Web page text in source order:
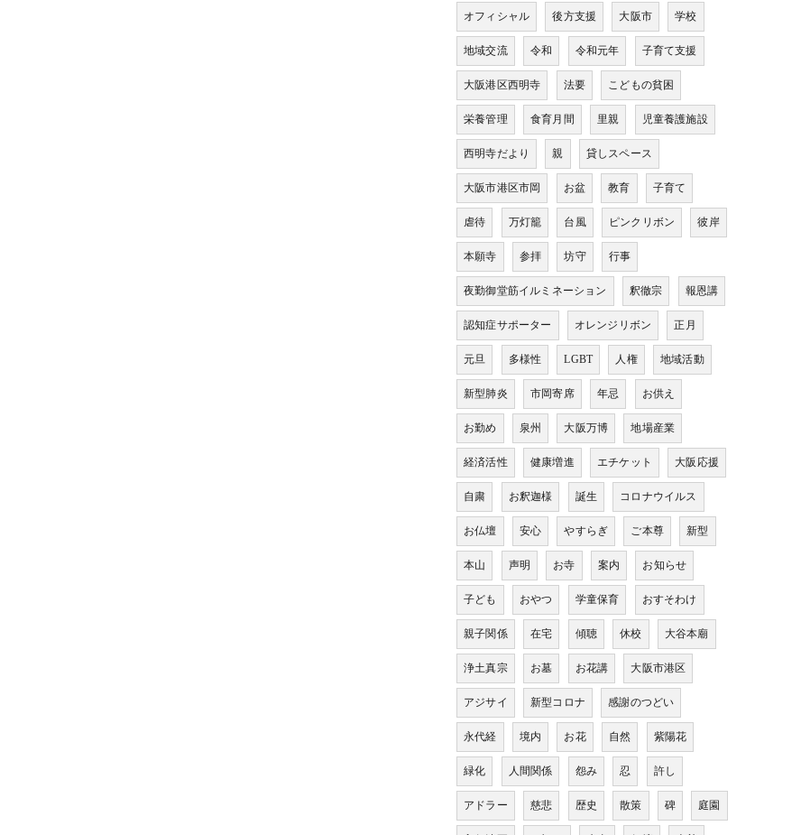
オフィシャル 後方支援 大阪市 学校
地域交流 令和 令和元年 子育て支援
大阪港区西明寺 法要 こどもの貧困
栄養管理 食育月間 里親 児童養護施設
西明寺だより 親 貸しスペース
大阪市港区市岡 お盆 教育 子育て
虐待 万灯籠 台風 ピンクリボン 彼岸
本願寺 参拝 坊守 行事
夜勤御堂筋イルミネーション 釈徹宗 報恩講
認知症サポーター オレンジリボン 正月
元旦 多様性 LGBT 人権 地域活動
新型肺炎 市岡寄席 年忌 お供え
お勤め 泉州 大阪万博 地場産業
経済活性 健康増進 エチケット 大阪応援
自粛 お釈迦様 誕生 コロナウイルス
お仏壇 安心 やすらぎ ご本尊 新型
本山 声明 お寺 案内 お知らせ
子ども おやつ 学童保育 おすそわけ
親子関係 在宅 傾聴 休校 大谷本廟
浄土真宗 お墓 お花講 大阪市港区
アジサイ 新型コロナ 感謝のつどい
永代経 境内 お花 自然 紫陽花
緑化 人間関係 怨み 忍 許し
アドラー 慈悲 歴史 散策 碑 庭園